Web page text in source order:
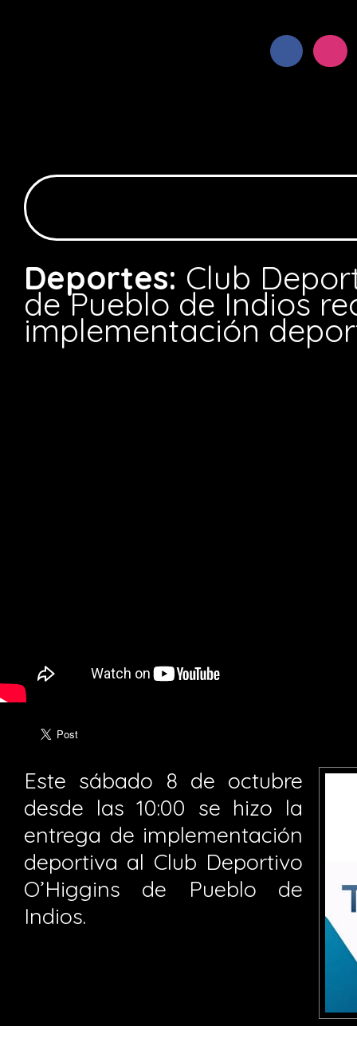
Deportes: Club
de Pueblo de Indios
implementación
Este sábado 8 de octubre
desde las 10:00 se hizo la
entrega de implementación
deportiva al Club Deportivo
O’Higgins de Pueblo de
Indios.